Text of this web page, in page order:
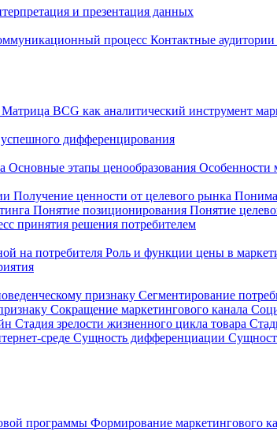
и презентация данных
процесс Контактные аудитории
Матрица BCG как аналитический инструмент
дифференцирования
Основные этапы ценообразования Особенности
Получение ценности от целевого рынка
Понятие позиционирования Понятие
принятия решения потребителем
на потребителя Роль и функции цены в
признаку Сегментирование
Сокращение маркетингового канала
Стадия зрелости жизненного цикла товара
среде Сущность дифференциации
программы Формирование маркетингового